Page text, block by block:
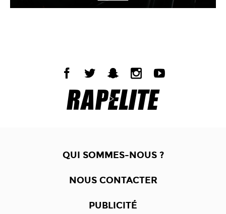
QUI SOMMES-NOUS ?
NOUS CONTACTER
PUBLICITÉ